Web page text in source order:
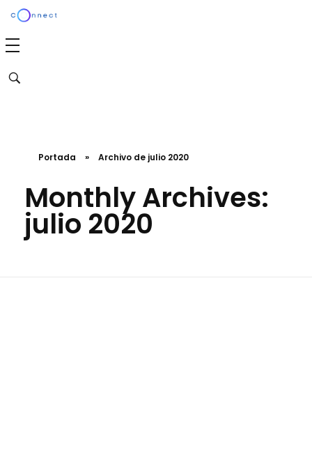
Agencia Connect
Transformamos tu marca en una experiencia emocionalmente poderosa y efectiva
Portada » Archivo de julio 2020
Monthly Archives:
julio 2020